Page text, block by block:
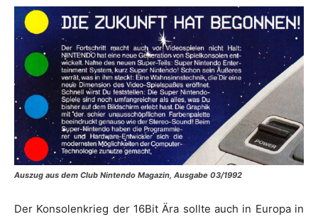
Auszug aus dem Club Nintendo Magazin, Ausgabe 03/1992
Der Konsolenkrieg der 16Bit Ära sollte auch in Europa in